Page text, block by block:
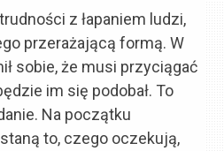
z łapaniem ludzi,
przerażającą formą. W
sobie, że musi przyciągać
im się podobał. To
Na początku
to, czego oczekują,